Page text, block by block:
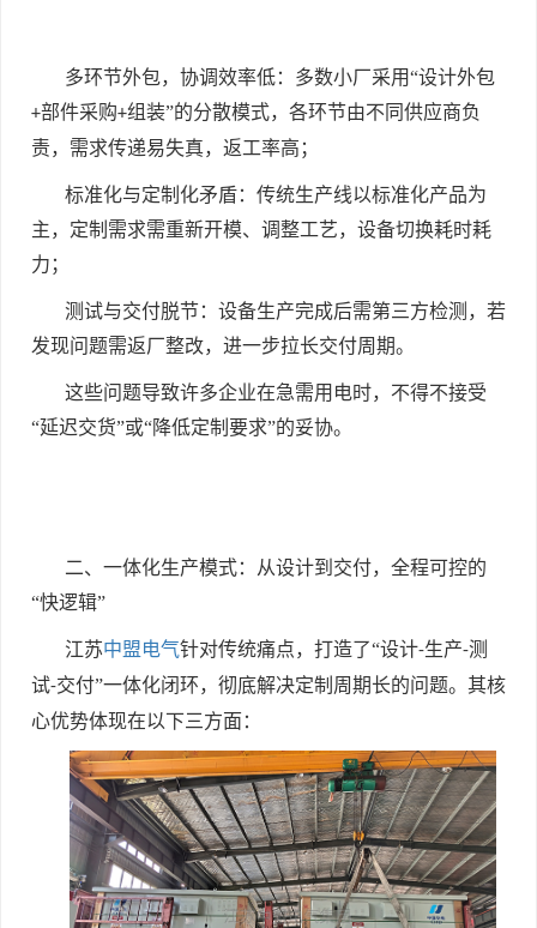
多环节外包，协调效率低：多数小厂采用“设计外包
+部件采购+组装”的分散模式，各环节由不同供应商负
责，需求传递易失真，返工率高；
标准化与定制化矛盾：传统生产线以标准化产品为
主，定制需求需重新开模、调整工艺，设备切换耗时耗
力；
测试与交付脱节：设备生产完成后需第三方检测，若
发现问题需返厂整改，进一步拉长交付周期。
这些问题导致许多企业在急需用电时，不得不接受
“延迟交货”或“降低定制要求”的妥协。
二、一体化生产模式：从设计到交付，全程可控的
“快逻辑”
江苏中盟电气针对传统痛点，打造了“设计-生产-测
试-交付”一体化闭环，彻底解决定制周期长的问题。其核
心优势体现在以下三方面：